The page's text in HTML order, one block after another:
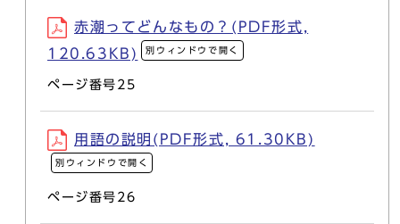
赤潮ってどんなもの？(PDF形式,
120.63KB)
別ウィンドウで開く
ページ番号25
用語の説明(PDF形式, 61.30KB)
別ウィンドウで開く
ページ番号26